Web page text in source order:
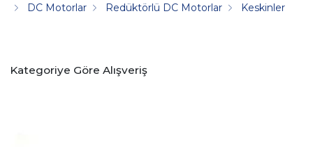
DC Motorlar
Redüktörlü DC Motorlar Keskinler
Kategoriye Göre Alışveriş